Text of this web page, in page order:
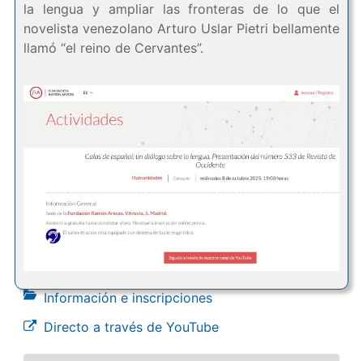
la lengua y ampliar las fronteras de lo que el
novelista venezolano Arturo Uslar Pietri bellamente
llamó “el reino de Cervantes”.
Información e inscripciones
Directo a través de YouTube